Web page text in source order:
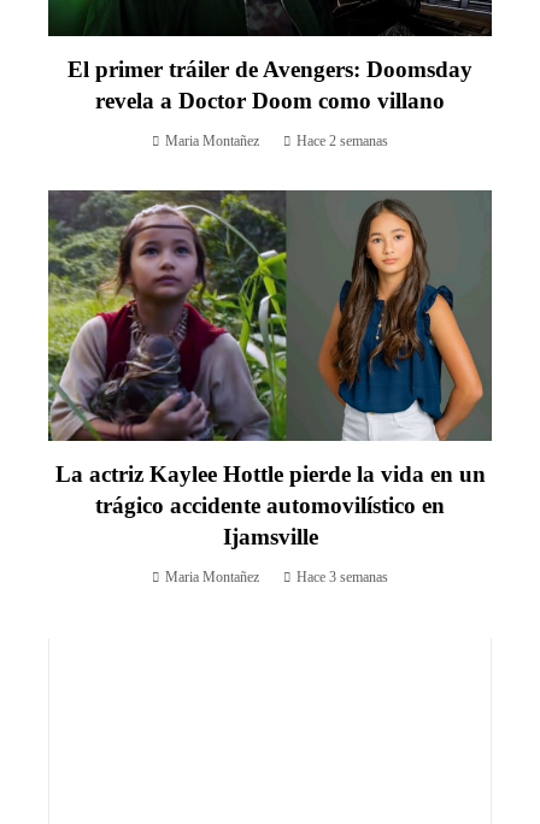
El primer tráiler de Avengers: Doomsday
revela a Doctor Doom como villano
Maria Montañez Hace 2 semanas
La actriz Kaylee Hottle pierde la vida en un
trágico accidente automovilístico en
Ijamsville
Maria Montañez Hace 3 semanas